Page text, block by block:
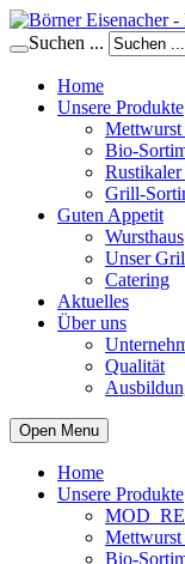
Suchen ...
Home
Unsere Produkte
Bio-
Rustikaler
Grill-
Guten Appetit
Wursthaus
Unser
Catering
Aktuelles
Über uns
Qualität
Open Menu
Home
Unsere Produkte
Bio-